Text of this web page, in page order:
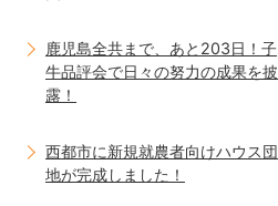
鹿児島全共まで、あと203日！子
牛品評会で日々の努力の成果を披
露！
西都市に新規就農者向けハウス団
地が完成しました！